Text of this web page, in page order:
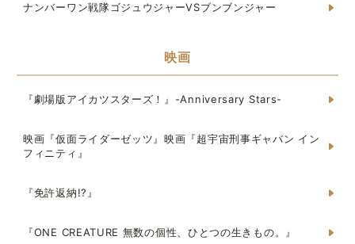
ナンバーワン戦隊ゴジュウジャーVSブンブンジャー
映画
『劇場版アイカツスターズ！』-Anniversary Stars-
映画『仮面ライダーゼッツ』映画『超宇宙刑事ギャバン イン
フィニティ』
『免許返納!?』
『ONE CREATURE 無数の個性、ひとつの生きもの。』